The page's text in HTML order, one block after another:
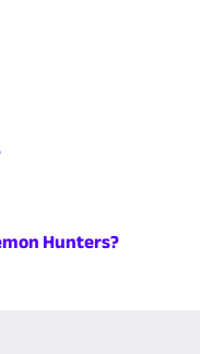
Hunters?